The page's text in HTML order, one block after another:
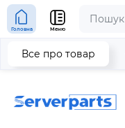
Головна Меню
Все про товар